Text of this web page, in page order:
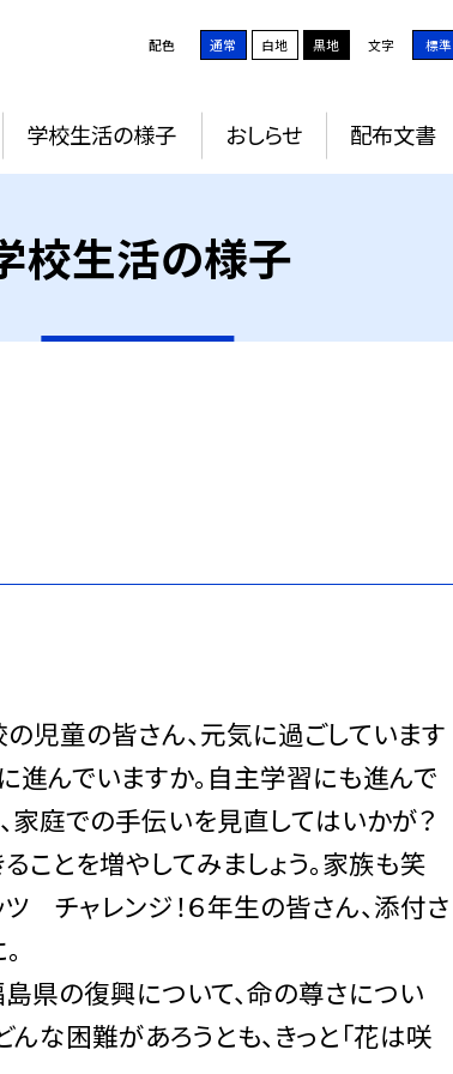
配色 通常 白地 黒地 文字 標準
学校生活の様子 おしらせ 配布文書
校生活の様子
児童の皆さん、元気に過ごしています
進んでいますか。自主学習にも進んで
家庭での手伝いを見直してはいかが？
ことを増やしてみましょう。家族も笑
ツ チャレンジ！６年生の皆さん、添付さ
県の復興について、命の尊さについ
んな困難があろうとも、きっと「花は咲